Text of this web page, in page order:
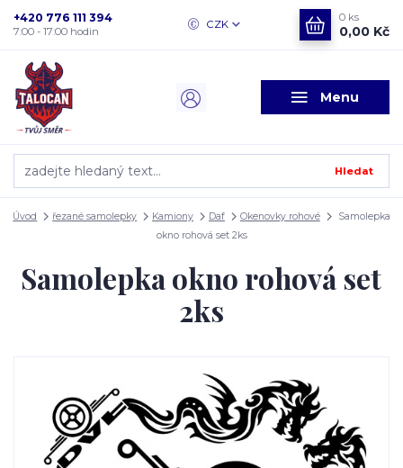
Menu
CZK
Hledat
+420 776 111 394
7:00 - 17:00 hodin
0 ks
0,00 Kč
Úvod řezané samolepky Kamiony Daf Okenovky rohové
Samolepka
okno rohová set 2ks
Samolepka okno rohová set
2ks